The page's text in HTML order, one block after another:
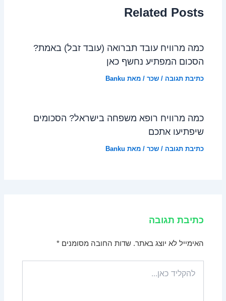
Related Posts
כמה מרוויח עובד תברואה (עובד זבל) באמת?
הסכום המפתיע נחשף כאן
כתיבת תגובה /שכר / מאת Banku
כמה מרוויח רופא משפחה בישראל? הסכומים
שיפתיעו אתכם
כתיבת תגובה /שכר / מאת Banku
כתיבת תגובה
האימייל לא יוצג באתר. שדות החובה מסומנים*
כאן...